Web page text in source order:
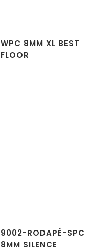
WPC 8MM XL BEST
FLOOR
9002-RODAPÉ-SPC
8MM SILENCE